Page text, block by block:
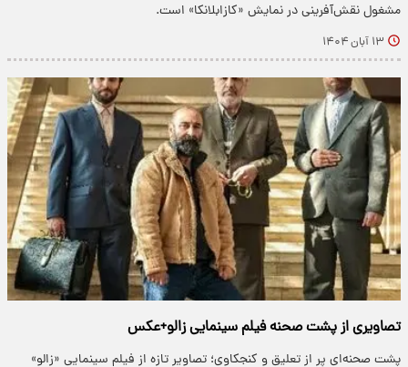
مشغول نقش‌آفرینی در نمایش «کازابلانکا» است.
۱۳ آبان ۱۴۰۴
تصاویری از پشت صحنه فیلم سینمایی زالو+عکس
پشت صحنه‌ای پر از تعلیق و کنجکاوی؛ تصاویر تازه از فیلم سینمایی «زالو»